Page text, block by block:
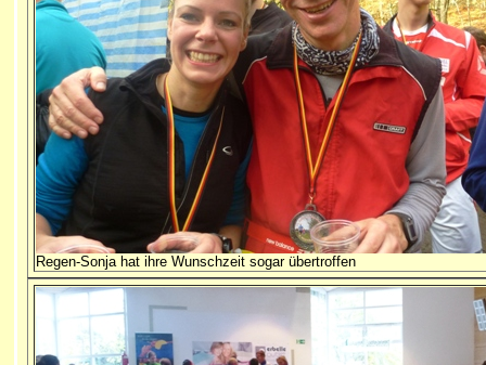
Regen-Sonja hat ihre Wunschzeit sogar übertroffen